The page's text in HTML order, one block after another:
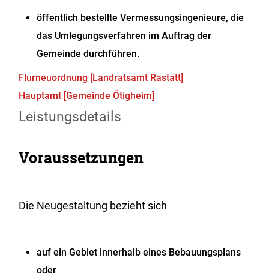
öffentlich bestellte Vermessungsingenieure, die
das Umlegungsverfahren im Auftrag der
Gemeinde durchführen.
Flurneuordnung [Landratsamt Rastatt]
Hauptamt [Gemeinde Ötigheim]
Leistungsdetails
Voraussetzungen
Die Neugestaltung bezieht sich
auf ein Gebiet innerhalb eines Bebauungsplans
oder